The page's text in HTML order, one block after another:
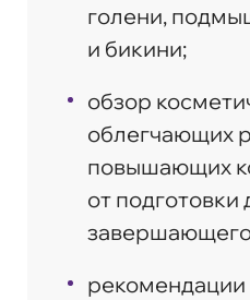
голени,
и бикини;
обзор
облегчающих
повышающих
от подготовки